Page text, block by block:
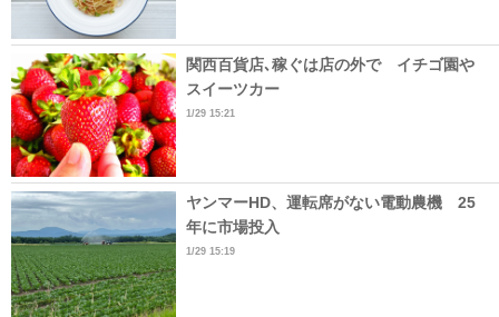
関西百貨店､稼ぐは店の外で イチゴ園や
スイーツカー
1/29 15:21
ヤンマーHD、運転席がない電動農機 25
年に市場投入
1/29 15:19